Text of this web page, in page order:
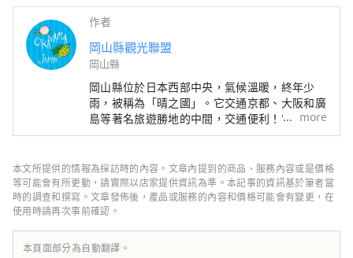
作者
岡山縣觀光聯盟
岡山縣
岡山縣位於日本西部中央，氣候溫暖​​，終年少
雨，被稱為「晴之國」。它交通京都、大阪和廣
島等著名旅遊勝地的中間，交通便利！它也是經
由瀨戶通往四國的門戶。 岡山縣也被稱為“水
水果，無論甜度、香氣還是風味，都是最高品質
的。 您可以品嚐白桃、麝香葡萄、先鋒葡萄等
當季水果！ 岡山還擁有世界級的旅遊景點，包
括岡山城、日本三大名園之一的岡山後樂園以及
擁有歷史、文化和藝術的倉敷美觀地區！
more
本文所提供的情報為採訪時的內容。文章內提到的商品、服務內容或是價格
等可能會有所更動，請實際以店家提供資訊為準。本記事的資訊基於筆者當
時的調查和撰寫。文章發佈後，產品或服務的內容和價格可能會有變更，在
使用時請再次事前確認。
本頁面部分為自動翻譯。